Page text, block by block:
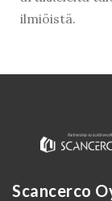
ilmiöistä.
Scancerco